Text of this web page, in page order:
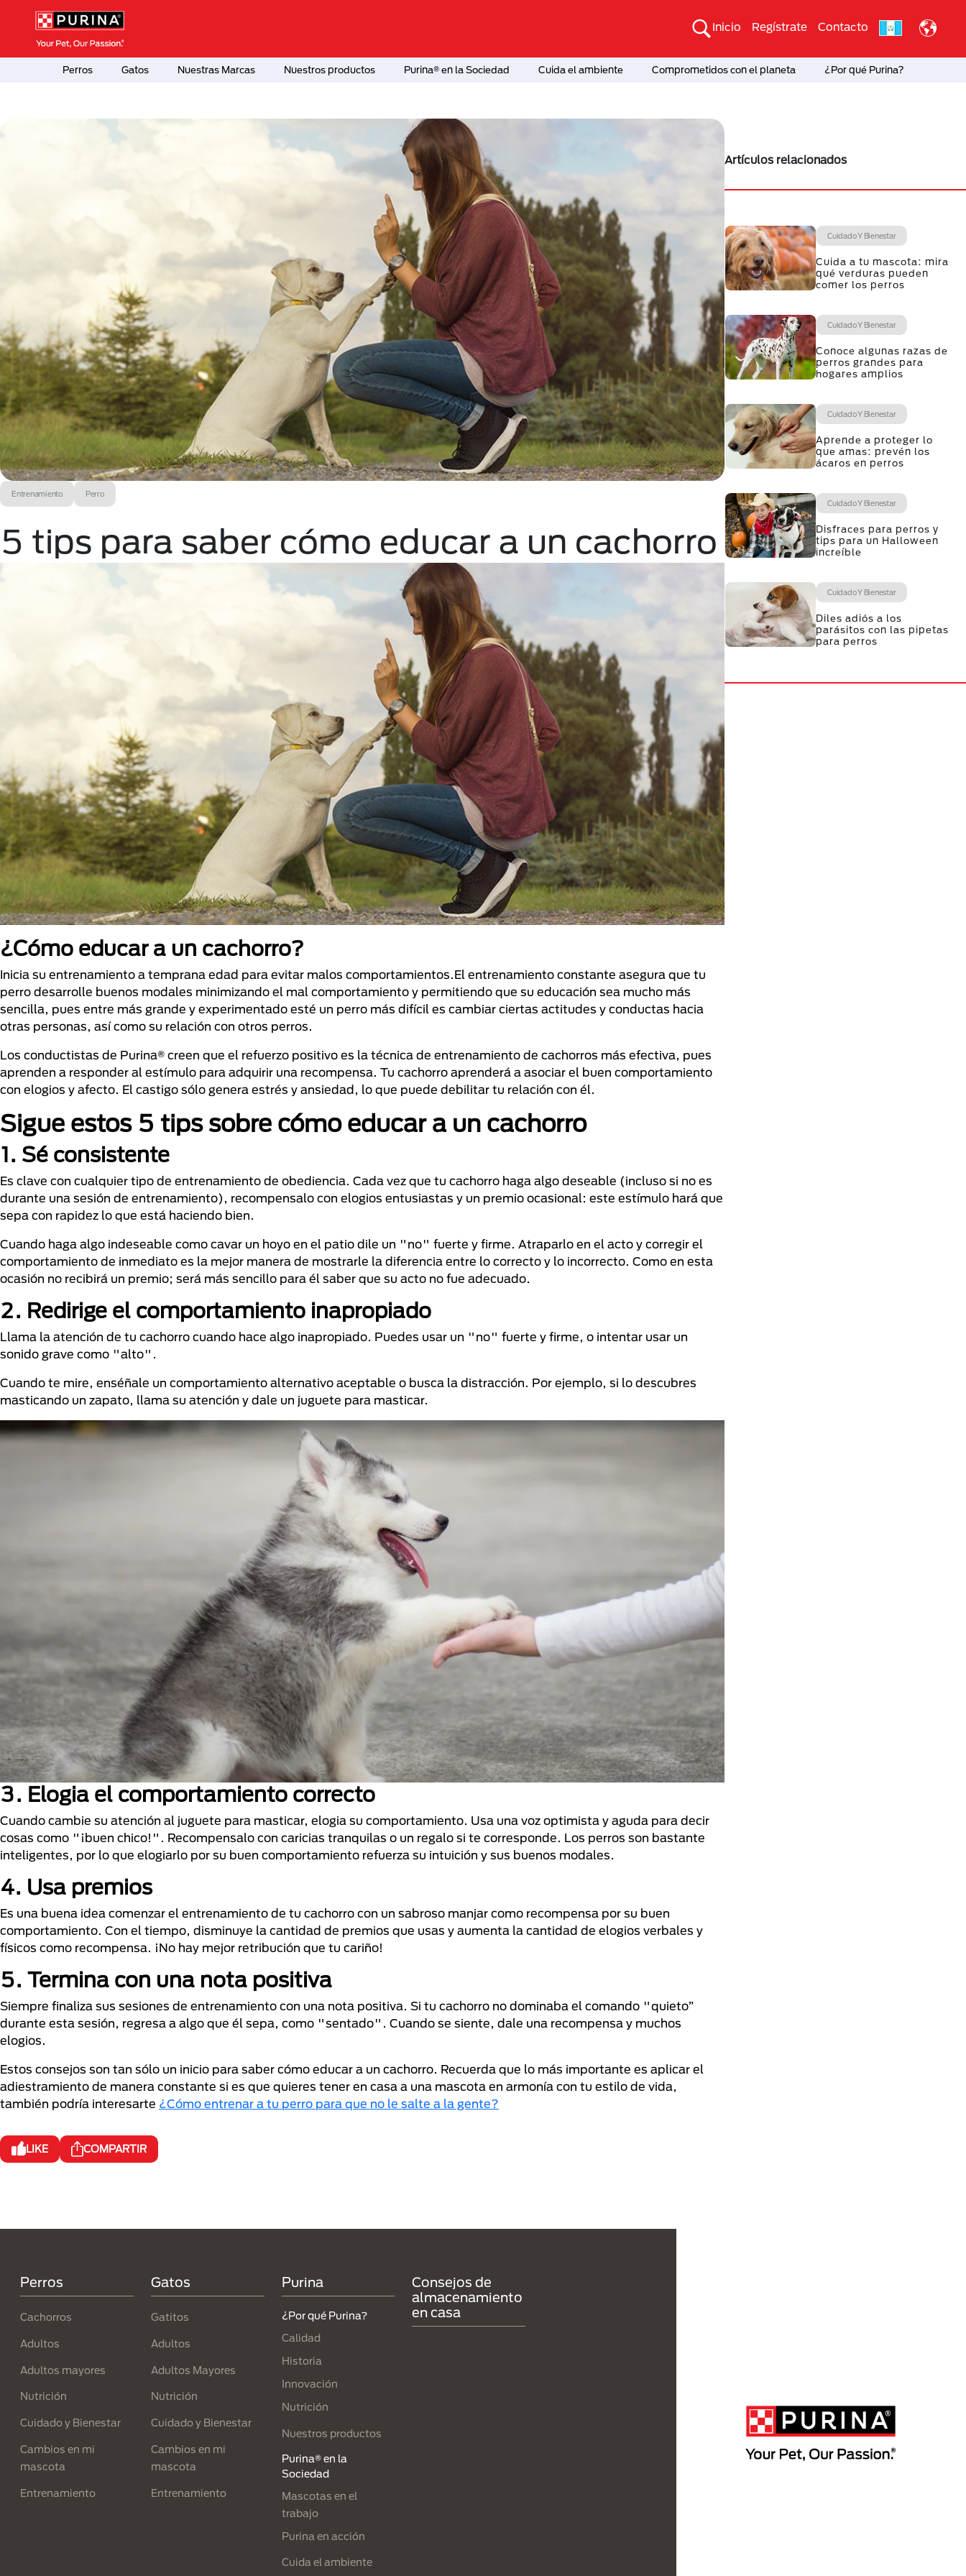
Pasar al contenido principal
Menú Secundario Purina
Inicio Regístrate Contacto
Menú Principal Purina
Perros Gatos Nuestras Marcas Nuestros productos Purina® en la Sociedad Cuida el ambiente Comprometidos con el planeta ¿Por qué Purina?
Entrenamiento Perro
5 tips para saber cómo educar a un cachorro
¿Cómo educar a un cachorro?
Inicia su entrenamiento a temprana edad para evitar malos comportamientos.El entrenamiento constante asegura que tu
perro desarrolle buenos modales minimizando el mal comportamiento y permitiendo que su educación sea mucho más
sencilla, pues entre más grande y experimentado esté un perro más difícil es cambiar ciertas actitudes y conductas hacia
otras personas, así como su relación con otros perros.
Los conductistas de Purina® creen que el refuerzo positivo es la técnica de entrenamiento de cachorros más efectiva, pues
aprenden a responder al estímulo para adquirir una recompensa. Tu cachorro aprenderá a asociar el buen comportamiento
con elogios y afecto. El castigo sólo genera estrés y ansiedad, lo que puede debilitar tu relación con él.
Sigue estos 5 tips sobre cómo educar a un cachorro
1. Sé consistente
Es clave con cualquier tipo de entrenamiento de obediencia. Cada vez que tu cachorro haga algo deseable (incluso si no es
durante una sesión de entrenamiento), recompensalo con elogios entusiastas y un premio ocasional: este estímulo hará que
sepa con rapidez lo que está haciendo bien.
Cuando haga algo indeseable como cavar un hoyo en el patio dile un "no" fuerte y firme. Atraparlo en el acto y corregir el
comportamiento de inmediato es la mejor manera de mostrarle la diferencia entre lo correcto y lo incorrecto. Como en esta
ocasión no recibirá un premio; será más sencillo para él saber que su acto no fue adecuado.
2. Redirige el comportamiento inapropiado
Llama la atención de tu cachorro cuando hace algo inapropiado. Puedes usar un "no" fuerte y firme, o intentar usar un
sonido grave como "alto".
Cuando te mire, enséñale un comportamiento alternativo aceptable o busca la distracción. Por ejemplo, si lo descubres
masticando un zapato, llama su atención y dale un juguete para masticar.
3. Elogia el comportamiento correcto
Cuando cambie su atención al juguete para masticar, elogia su comportamiento. Usa una voz optimista y aguda para decir
cosas como "¡buen chico!". Recompensalo con caricias tranquilas o un regalo si te corresponde. Los perros son bastante
inteligentes, por lo que elogiarlo por su buen comportamiento refuerza su intuición y sus buenos modales.
4. Usa premios
Es una buena idea comenzar el entrenamiento de tu cachorro con un sabroso manjar como recompensa por su buen
comportamiento. Con el tiempo, disminuye la cantidad de premios que usas y aumenta la cantidad de elogios verbales y
físicos como recompensa. ¡No hay mejor retribución que tu cariño!
5. Termina con una nota positiva
Siempre finaliza sus sesiones de entrenamiento con una nota positiva. Si tu cachorro no dominaba el comando "quieto”
durante esta sesión, regresa a algo que él sepa, como "sentado". Cuando se siente, dale una recompensa y muchos
elogios.
Estos consejos son tan sólo un inicio para saber cómo educar a un cachorro. Recuerda que lo más importante es aplicar el
adiestramiento de manera constante si es que quieres tener en casa a una mascota en armonía con tu estilo de vida,
también podría interesarte ¿Cómo entrenar a tu perro para que no le salte a la gente?
LIKE COMPARTIR
Artículos relacionados
Cuidado Y Bienestar
Cuida a tu mascota: mira
qué verduras pueden
comer los perros
Cuidado Y Bienestar
Conoce algunas razas de
perros grandes para
hogares amplios
Cuidado Y Bienestar
Aprende a proteger lo
que amas: prevén los
ácaros en perros
Cuidado Y Bienestar
Disfraces para perros y
tips para un Halloween
increíble
Cuidado Y Bienestar
Diles adiós a los
parásitos con las pipetas
para perros
Perros
Cachorros
Adultos
Adultos mayores
Nutrición
Cuidado y Bienestar
Cambios en mi
mascota
Entrenamiento
Gatos
Gatitos
Adultos
Adultos Mayores
Nutrición
Cuidado y Bienestar
Cambios en mi
mascota
Entrenamiento
Purina
¿Por qué Purina?
Calidad
Historia
Innovación
Nutrición
Nuestros productos
Purina® en la
Sociedad
Mascotas en el
trabajo
Purina en acción
Cuida el ambiente
Consejos de
almacenamiento
en casa